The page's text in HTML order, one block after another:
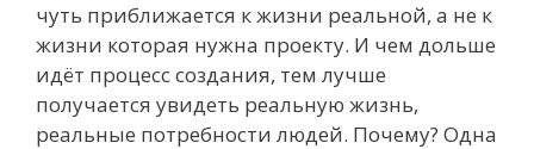
чуть приближается к жизни реальной, а не к
жизни которая нужна проекту. И чем дольше
идёт процесс создания, тем лучше
получается увидеть реальную жизнь,
реальные потребности людей. Почему? Одна